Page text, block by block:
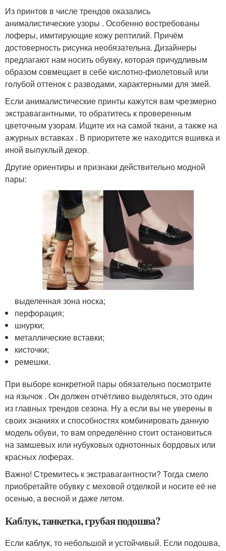
Из принтов в числе трендов оказались
анималистические узоры . Особенно востребованы
лоферы, имитирующие кожу рептилий. Причём
достоверность рисунка необязательна. Дизайнеры
предлагают нам носить обувку, которая причудливым
образом совмещает в себе кислотно-фиолетовый или
голубой оттенок с разводами, характерными для змей.
Если анималистические принты кажутся вам чрезмерно
экстравагантными, то обратитесь к проверенным
цветочным узорам. Ищите их на самой ткани, а также на
ажурных вставках . В приоритете же находится вшивка и
иной выпуклый декор.
Другие ориентиры и признаки действительно модной
пары:
выделенная зона носка;
перфорация;
шнурки;
металлические вставки;
кисточки;
ремешки.
При выборе конкретной пары обязательно посмотрите
на язычок . Он должен отчётливо выделяться, это один
из главных трендов сезона. Ну а если вы не уверены в
своих знаниях и способностях комбинировать данную
модель обуви, то вам определённо стоит остановиться
на замшевых или нубуковых однотонных бордовых или
красных лоферах.
Важно! Стремитесь к экстравагантности? Тогда смело
приобретайте обувку с меховой отделкой и носите её не
осенью, а весной и даже летом.
Каблук, танкетка, грубая подошва?
Если каблук, то небольшой и устойчивый. Если подошва,